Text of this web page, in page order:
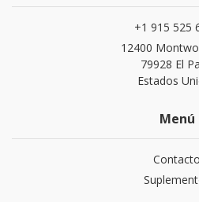
+1 915 525
12400
79928 El
Estados
Menú
Contacto